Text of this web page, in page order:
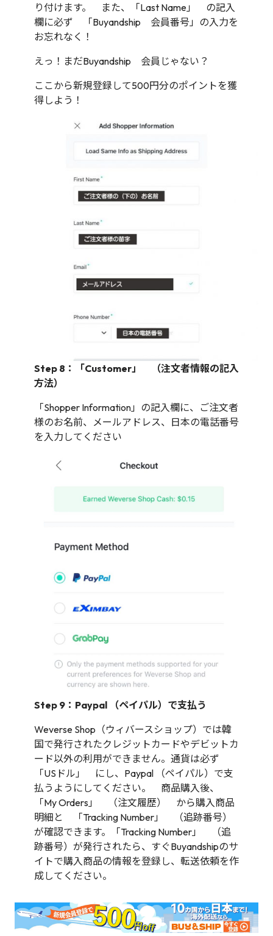
り付けます。 また、「Last Name」 の記入
欄に必ず 「Buyandship 会員番号」の入力を
お忘れなく！
えっ！まだBuyandship 会員じゃない？
ここから新規登録して500円分のポイントを獲
得しよう！
Step 8：「Customer」 （注文者情報の記入
方法）
「Shopper Information」の記入欄に、ご注文者
様のお名前、メールアドレス、日本の電話番号
を入力してください
Step 9：Paypal （ペイパル）で支払う
Weverse Shop（ウィバースショップ）では韓
国で発行されたクレジットカードやデビットカ
ード以外の利用ができません。通貨は必ず
「USドル」 にし、Paypal （ペイパル）で支
払うようにしてください。 商品購入後、
「My Orders」 （注文履歴） から購入商品
明細と 「Tracking Number」 （追跡番号）
が確認できます。「Tracking Number」 （追
跡番号）が発行されたら、すぐBuyandshipのサ
イトで購入商品の情報を登録し、転送依頼を作
成してください。